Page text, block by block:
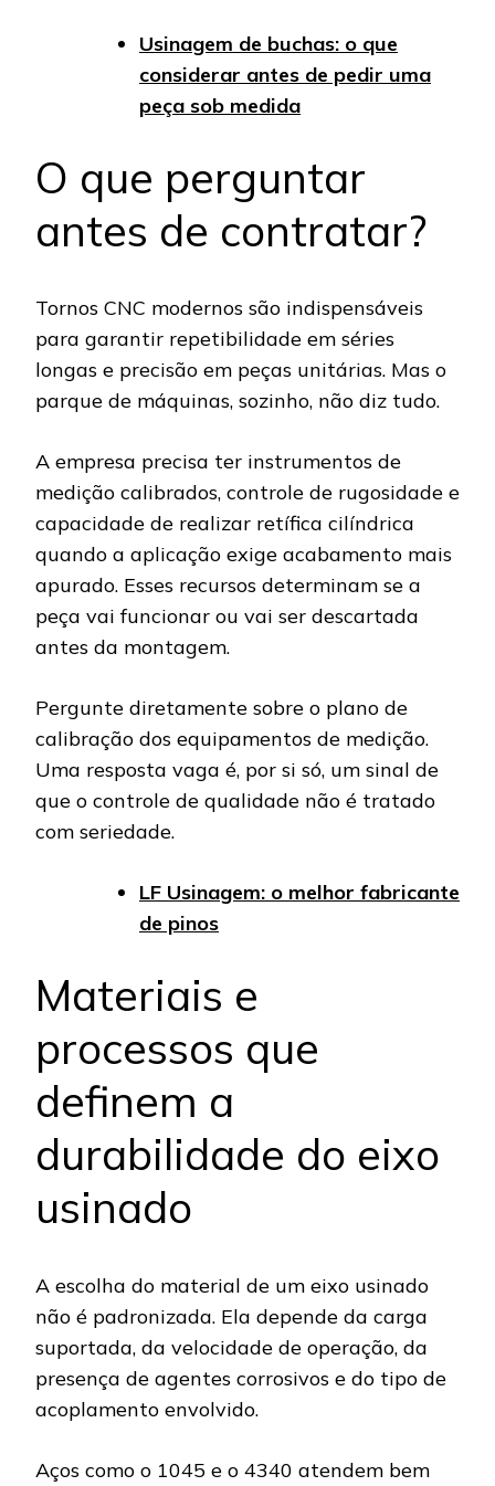
Usinagem de buchas: o que
considerar antes de pedir uma
peça sob medida
O que perguntar
antes de contratar?
Tornos CNC modernos são indispensáveis
para garantir repetibilidade em séries
longas e precisão em peças unitárias. Mas o
parque de máquinas, sozinho, não diz tudo.
A empresa precisa ter instrumentos de
medição calibrados, controle de rugosidade e
capacidade de realizar retífica cilíndrica
quando a aplicação exige acabamento mais
apurado. Esses recursos determinam se a
peça vai funcionar ou vai ser descartada
antes da montagem.
Pergunte diretamente sobre o plano de
calibração dos equipamentos de medição.
Uma resposta vaga é, por si só, um sinal de
que o controle de qualidade não é tratado
com seriedade.
LF Usinagem: o melhor fabricante
de pinos
Materiais e
processos que
definem a
durabilidade do eixo
usinado
A escolha do material de um eixo usinado
não é padronizada. Ela depende da carga
suportada, da velocidade de operação, da
presença de agentes corrosivos e do tipo de
acoplamento envolvido.
Aços como o 1045 e o 4340 atendem bem